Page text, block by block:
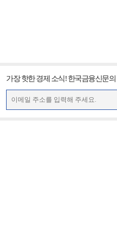
가장 핫한 경제 소식! 한국금융신문의